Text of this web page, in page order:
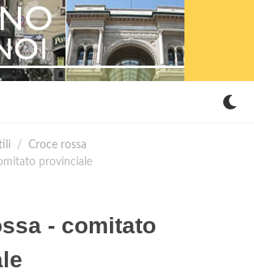
Croce rossa
provinciale
- comitato